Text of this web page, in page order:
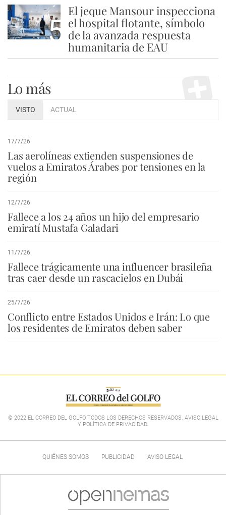
5
El jeque Mansour inspecciona
el hospital flotante, símbolo
de la avanzada respuesta
humanitaria de EAU
Lo más
VISTO ACTUAL
17/7/26
Las aerolíneas extienden suspensiones de
vuelos a Emiratos Árabes por tensiones en la
región
12/7/26
Fallece a los 24 años un hijo del empresario
emiratí Mustafa Galadari
11/7/26
Fallece trágicamente una influencer brasileña
tras caer desde un rascacielos en Dubái
25/7/26
Conflicto entre Estados Unidos e Irán: Lo que
los residentes de Emiratos deben saber
© 2022 EL CORREO DEL GOLFO TODOS LOS DERECHOS RESERVADOS. AVISO LEGAL
Y POLÍTICA DE PRIVACIDAD.
QUIÉNES SOMOS PUBLICIDAD AVISO LEGAL